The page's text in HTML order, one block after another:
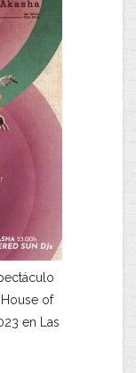
of
en Las